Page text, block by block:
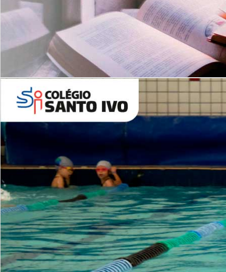
Leituras Literárias
6º AO 9º ANO FUNDAMENTAL
Inglês: Turmas Reduzidas
(Proficiência)
ALUNOS NOVOS
Entre em Contato
INSTITUCIONAL